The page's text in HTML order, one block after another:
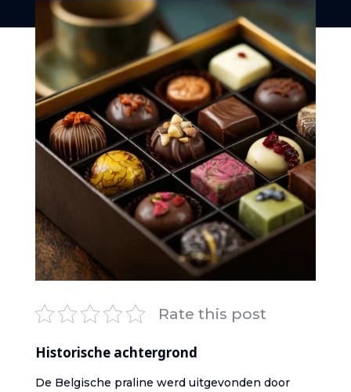
Rate this post
Historische achtergrond
De Belgische praline werd uitgevonden door